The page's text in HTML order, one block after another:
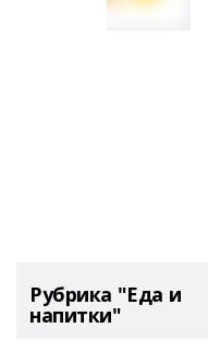
Рубрика "Еда и
напитки"